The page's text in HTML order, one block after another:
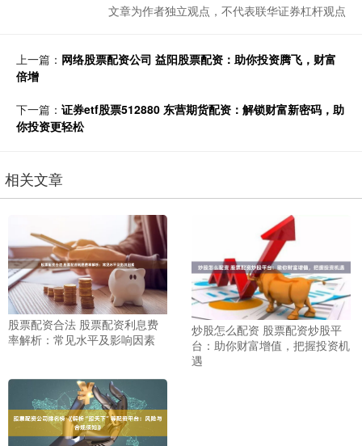
文章为作者独立观点，不代表联华证券杠杆观点
上一篇： 网络股票配资公司 益阳股票配资：助你投资腾飞，财富
倍增
下一篇： 证券etf股票512880 东营期货配资：解锁财富新密码，助
你投资更轻松
相关文章
股票配资合法 股票配资利息费
率解析：常见水平及影响因素
炒股怎么配资 股票配资炒股平
台：助你财富增值，把握投资机
遇